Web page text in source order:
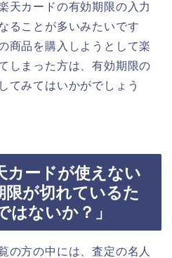
天カードの有効期限の入力
ることが多いみたいです
商品を購入しようとして楽
しまった方は、有効期限の
てみてはいかがでしょう
カードが使えない
限が切れているた
はないか？」
の方の中には、査定の名人